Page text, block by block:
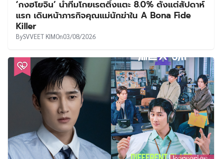
‘กงฮโยจิน’ นำทีมโกยเรตติ้งแตะ 8.0% ตั้งแต่สัปดาห์
แรก เดินหน้าภารกิจคุณแม่นักฆ่าใน A Bona Fide
Killer
BySVVEET KIMOn03/08/2026